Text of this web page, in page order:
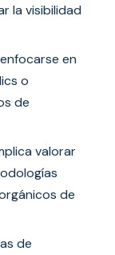
la visibilidad
en
o
de
valorar
de
de